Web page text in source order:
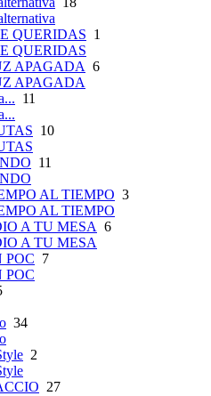
QUERIDAS 1
QUERIDAS
APAGADA 6
APAGADA
11
10
11
AL TIEMPO 3
AL TIEMPO
A TU MESA 6
A TU MESA
POC 7
POC
34
2
27